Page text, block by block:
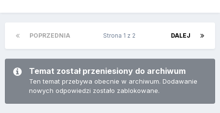
POPRZEDNIA DALEJ
Strona 1 z 2
Temat został przeniesiony do archiwum
Ten temat przebywa obecnie w archiwum. Dodawanie
nowych odpowiedzi zostało zablokowane.